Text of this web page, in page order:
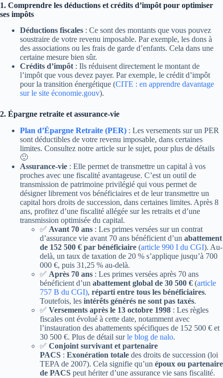
1. Comprendre les déductions et crédits d’impôt pour optimiser
ses impôts
Déductions fiscales : Ce sont des montants que vous pouvez
soustraire de votre revenu imposable. Par exemple, les dons à
des associations ou les frais de garde d’enfants. Cela dans une
certaine mesure bien sûr.
Crédits d’impôt : Ils réduisent directement le montant de
l’impôt que vous devez payer. Par exemple, le crédit d’impôt
pour la transition énergétique (CITE : en apprendre davantage
sur le site économie.gouv).
2. Épargne retraite et assurance-vie
Plan d’Épargne Retraite (PER) : Les versements sur un PER
sont déductibles de votre revenu imposable, dans certaines
limites. Consultez notre article sur le sujet, pour plus de détails
🙂
Assurance-vie : Elle permet de transmettre un capital à vos
proches avec une fiscalité avantageuse. C’est un outil de
transmission de patrimoine privilégié qui vous permet de
désigner librement vos bénéficiaires et de leur transmettre un
capital hors droits de succession, dans certaines limites. Après 8
ans, profitez d’une fiscalité allégée sur les retraits et d’une
transmission optimisée du capital.
✅ Avant 70 ans : Les primes versées sur un contrat
d’assurance vie avant 70 ans bénéficient d’un abattement
de 152 500 € par bénéficiaire (article 990 I du CGI). Au-
delà, un taux de taxation de 20 % s’applique jusqu’à 700
000 €, puis 31,25 % au-delà.
✅ Après 70 ans : Les primes versées après 70 ans
bénéficient d’un abattement global de 30 500 € (article
757 B du CGI), réparti entre tous les bénéficiaires.
Toutefois, les intérêts générés ne sont pas taxés.
✅ Versements après le 13 octobre 1998 : Les règles
fiscales ont évolué à cette date, notamment avec
l’instauration des abattements spécifiques de 152 500 € et
30 500 €. Plus de détail surle blog de nalo.
✅ Conjoint survivant et partenaire
PACS : Exonération totale des droits de succession (loi
TEPA de 2007). Cela signifie qu’un époux ou partenaire
de PACS peut hériter d’une assurance vie sans fiscalité.